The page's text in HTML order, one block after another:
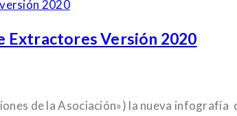
Extractores Versión 2020
de la Asociación») la nueva